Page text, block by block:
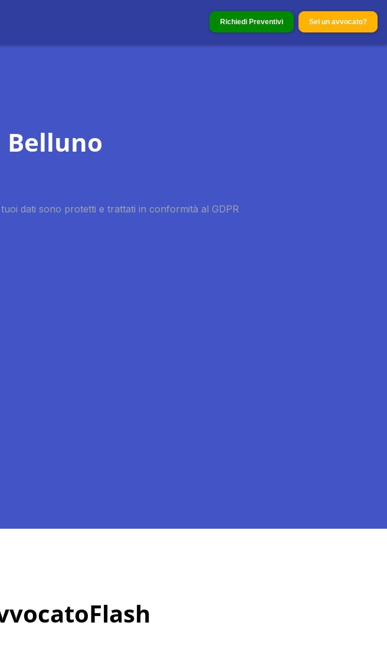
Richiedi Preventivi Sei un avvocato?
Belluno